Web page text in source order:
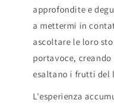
approfondite e
a mettermi in
ascoltare le loro
portavoce,
esaltano i frutti del
L'esperienza